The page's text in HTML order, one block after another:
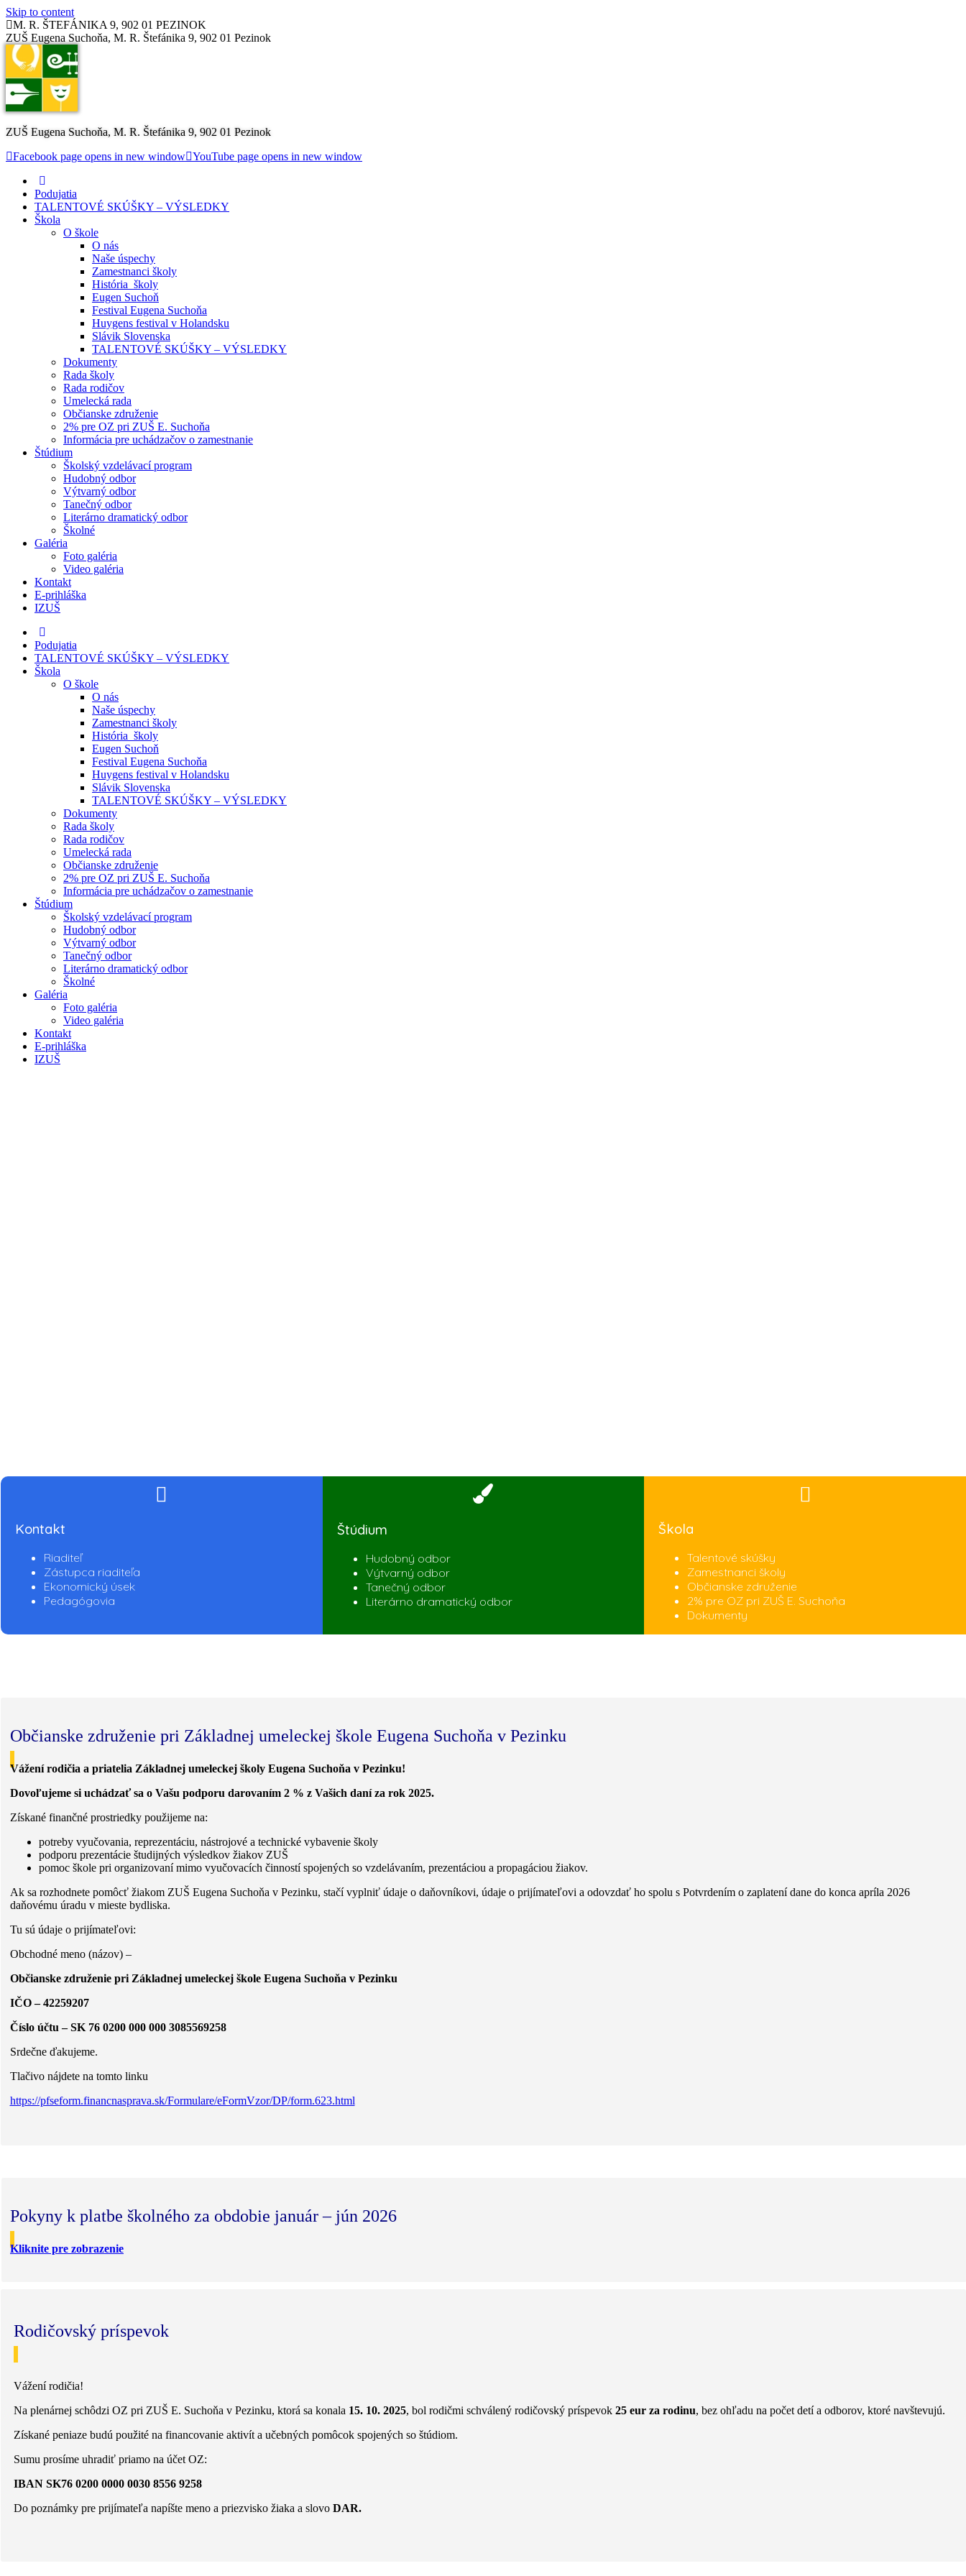
Skip to content
M. R. ŠTEFÁNIKA 9, 902 01 PEZINOK
ZUŠ Eugena Suchoňa, M. R. Štefánika 9, 902 01 Pezinok
ZUŠ Eugena Suchoňa, M. R. Štefánika 9, 902 01 Pezinok
Facebook page opens in new window YouTube page opens in new window
Podujatia
TALENTOVÉ SKÚŠKY – VÝSLEDKY
Škola
O škole
O nás
Naše úspechy
Zamestnanci školy
História školy
Eugen Suchoň
Festival Eugena Suchoňa
Huygens festival v Holandsku
Slávik Slovenska
TALENTOVÉ SKÚŠKY – VÝSLEDKY
Dokumenty
Rada školy
Rada rodičov
Umelecká rada
Občianske združenie
2% pre OZ pri ZUŠ E. Suchoňa
Informácia pre uchádzačov o zamestnanie
Štúdium
Školský vzdelávací program
Hudobný odbor
Výtvarný odbor
Tanečný odbor
Literárno dramatický odbor
Školné
Galéria
Foto galéria
Video galéria
Kontakt
E-prihláška
IZUŠ
Podujatia
TALENTOVÉ SKÚŠKY – VÝSLEDKY
Škola
O škole
O nás
Naše úspechy
Zamestnanci školy
História školy
Eugen Suchoň
Festival Eugena Suchoňa
Huygens festival v Holandsku
Slávik Slovenska
TALENTOVÉ SKÚŠKY – VÝSLEDKY
Dokumenty
Rada školy
Rada rodičov
Umelecká rada
Občianske združenie
2% pre OZ pri ZUŠ E. Suchoňa
Informácia pre uchádzačov o zamestnanie
Štúdium
Školský vzdelávací program
Hudobný odbor
Výtvarný odbor
Tanečný odbor
Literárno dramatický odbor
Školné
Galéria
Foto galéria
Video galéria
Kontakt
E-prihláška
IZUŠ
Kontakt
Riaditeľ
Zástupca riaditeľa
Ekonomický úsek
Pedagógovia
Štúdium
Hudobný odbor
Výtvarný odbor
Tanečný odbor
Literárno dramatický odbor
Škola
Talentové skúšky
Zamestnanci školy
Občianske združenie
2% pre OZ pri ZUŠ E. Suchoňa
Dokumenty
Občianske združenie pri Základnej umeleckej škole Eugena Suchoňa v Pezinku
Vážení rodičia a priatelia Základnej umeleckej školy Eugena Suchoňa v Pezinku!
Dovoľujeme si uchádzať sa o Vašu podporu darovaním 2 % z Vašich daní za rok 2025.
Získané finančné prostriedky použijeme na:
potreby vyučovania, reprezentáciu, nástrojové a technické vybavenie školy
podporu prezentácie študijných výsledkov žiakov ZUŠ
pomoc škole pri organizovaní mimo vyučovacích činností spojených so vzdelávaním, prezentáciou a propagáciou žiakov.
Ak sa rozhodnete pomôcť žiakom ZUŠ Eugena Suchoňa v Pezinku, stačí vyplniť údaje o daňovníkovi, údaje o prijímateľovi a odovzdať ho spolu s Potvrdením o zaplatení dane do konca apríla 2026
daňovému úradu v mieste bydliska.
Tu sú údaje o prijímateľovi:
Obchodné meno (názov) –
Občianske združenie pri Základnej umeleckej škole Eugena Suchoňa v Pezinku
IČO – 42259207
Číslo účtu – SK 76 0200 000 000 3085569258
Srdečne ďakujeme.
Tlačivo nájdete na tomto linku
https://pfseform.financnasprava.sk/Formulare/eFormVzor/DP/form.623.html
Pokyny k platbe školného za obdobie január – jún 2026
Kliknite pre zobrazenie
Rodičovský príspevok
Vážení rodičia!
Na plenárnej schôdzi OZ pri ZUŠ E. Suchoňa v Pezinku, ktorá sa konala 15. 10. 2025, bol rodičmi schválený rodičovský príspevok 25 eur za rodinu, bez ohľadu na počet detí a odborov, ktoré navštevujú.
Získané peniaze budú použité na financovanie aktivít a učebných pomôcok spojených so štúdiom.
Sumu prosíme uhradiť priamo na účet OZ:
IBAN SK76 0200 0000 0030 8556 9258
Do poznámky pre prijímateľa napíšte meno a priezvisko žiaka a slovo DAR.